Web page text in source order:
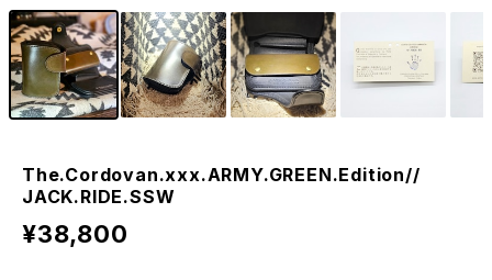
The.Cordovan.xxx.ARMY.GREEN.Edition//
JACK.RIDE.SSW
¥38,800